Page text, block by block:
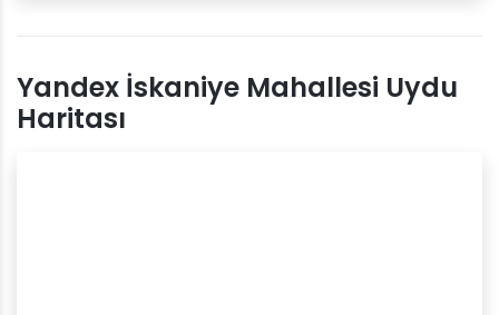
Yandex İskaniye Mahallesi Uydu
Haritası